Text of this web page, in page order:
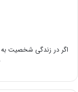
اگر در زندگی شخصیت